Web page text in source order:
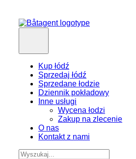
Kup łódź
Sprzedaj łódź
Sprzedane łodzie
Dziennik pokładowy
Inne usługi
Wycena łodzi
Zakup na zlecenie
O nas
Kontakt z nami